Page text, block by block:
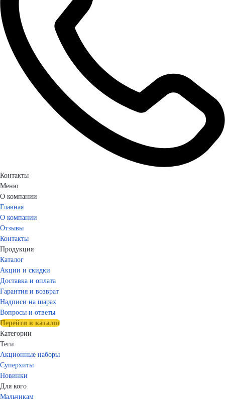
Контакты
Меню
О компании
Главная
О компании
Отзывы
Контакты
Продукция
Каталог
Акции и скидки
Доставка и оплата
Гарантия и возврат
Надписи на шарах
Вопросы и ответы
Перейти в каталог
Категории
Теги
Акционные наборы
Суперхиты
Новинки
Для кого
Мальчикам